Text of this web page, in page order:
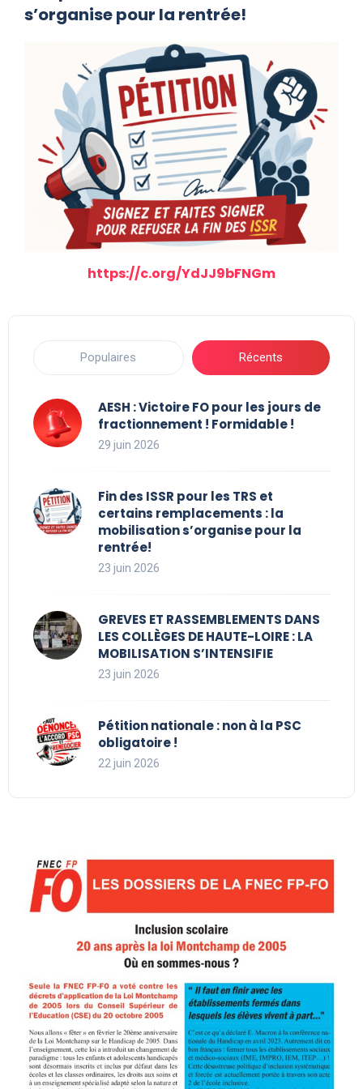
s’organise pour la rentrée!
https://c.org/YdJJ9bFNGm
Populaires Récents
AESH : Victoire FO pour les jours de
fractionnement ! Formidable !
29 juin 2026
Fin des ISSR pour les TRS et
certains remplacements : la
mobilisation s’organise pour la
rentrée!
23 juin 2026
GREVES ET RASSEMBLEMENTS DANS
LES COLLÈGES DE HAUTE-LOIRE : LA
MOBILISATION S’INTENSIFIE
23 juin 2026
Pétition nationale : non à la PSC
obligatoire !
22 juin 2026